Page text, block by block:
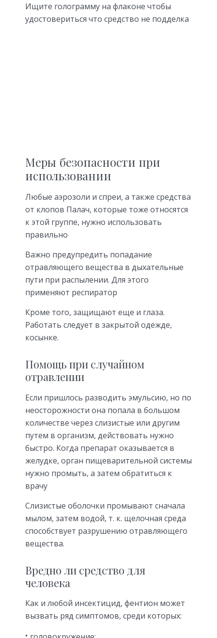
Ищите голограмму на флаконе чтобы
удостовериться что средство не подделка
Меры безопасности при
использовании
Любые аэрозоли и спреи, а также средства
от клопов Палач, которые тоже относятся
к этой группе, нужно использовать
правильно
Важно предупредить попадание
отравляющего вещества в дыхательные
пути при распылении. Для этого
применяют респиратор
Кроме того, защищают еще и глаза.
Работать следует в закрытой одежде,
косынке.
Помощь при случайном
отравлении
Если пришлось разводить эмульсию, но по
неосторожности она попала в большом
количестве через слизистые или другим
путем в организм, действовать нужно
быстро. Когда препарат оказывается в
желудке, орган пищеварительной системы
нужно промыть, а затем обратиться к
врачу
Слизистые оболочки промывают сначала
мылом, затем водой, т. к. щелочная среда
способствует разрушению отравляющего
вещества.
Вредно ли средство для
человека
Как и любой инсектицид, фентион может
вызвать ряд симптомов, среди которых: